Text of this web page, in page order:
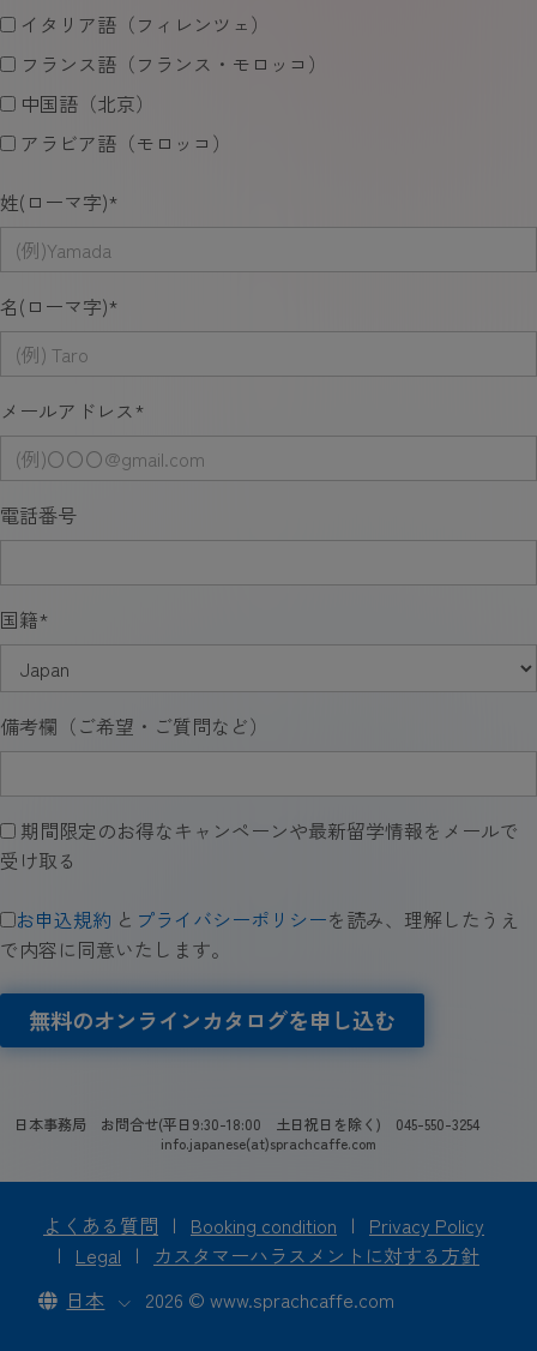
イタリア語（フィレンツェ）
フランス語（フランス・モロッコ）
中国語（北京）
アラビア語（モロッコ）
姓(ローマ字)*
名(ローマ字)*
メールアドレス*
電話番号
国籍*
備考欄（ご希望・ご質問など）
受け取る
お申込規約 と プライバシーポリシーを読み、理解したうえ
で内容に同意いたします。
無料のオンラインカタログを申し込む
日本事務局 お問合せ(平日9:30-18:00 土日祝日を除く) 045-550-3254
info.japanese(at)sprachcaffe.com
よくある質問 | Booking condition | Privacy Policy
| Legal |
カスタマーハラスメントに対する方針
日本
2026 © www.sprachcaffe.com